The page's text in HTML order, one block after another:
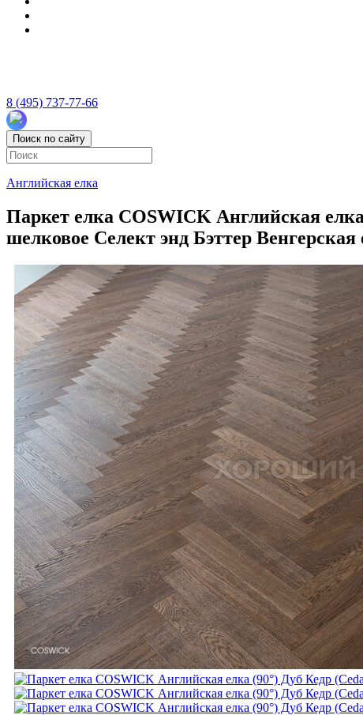
8 (495) 737-77-66
Поиск по сайту
Английская елка
Паркет елка COSWICK Английская
шелковое Селект энд Бэттер Венгерская